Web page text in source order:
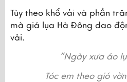
Tùy theo khổ vải và phần
mà giá lụa Hà Đông dao
vải.
”Ngày xưa áo
Tóc em theo gió